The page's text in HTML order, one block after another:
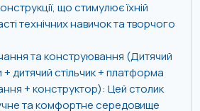
що стимулює їхній
технічних навичок та творчого
та конструювання (Дитячий
дитячий стільчик + платформа
+ конструктор): Цей столик
та комфортне середовище